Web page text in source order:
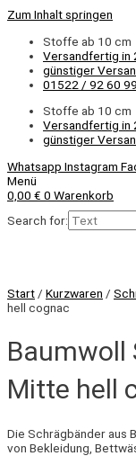
Zum Inhalt springen
Stoffe ab 10 cm
Versandfertig in
günstiger
01522 / 92 60
Stoffe ab 10 cm
Versandfertig in
günstiger
Whatsapp Instagram
Menü
0,00 € 0 Warenkorb
Search for:
Start / Kurzwaren /
hell cognac
Baumwoll
Mitte hell
Die Schrägbänder aus
von Bekleidung,